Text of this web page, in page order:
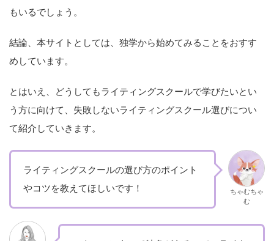
もいるでしょう。
結論、本サイトとしては、独学から始めてみることをおすす
めしています。
とはいえ、どうしてもライティングスクールで学びたいとい
う方に向けて、失敗しないライティングスクール選びについ
て紹介していきます。
ライティングスクールの選び方のポイント
やコツを教えてほしいです！
ちゃむちゃ
む